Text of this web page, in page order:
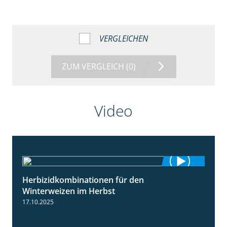
VERGLEICHEN
ZUM VERGLEICH (0)
Video
Herbizidkombinationen für den
Winterweizen im Herbst
17.10.2025